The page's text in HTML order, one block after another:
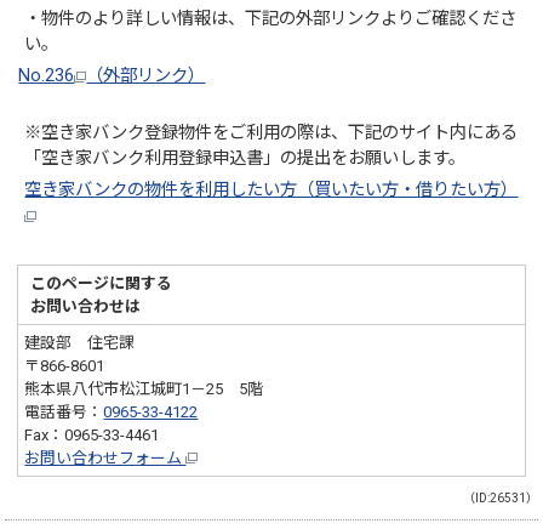
・物件のより詳しい情報は、下記の外部リンクよりご確認くださ
い。
No.236
（外部リンク）
※空き家バンク登録物件をご利用の際は、下記のサイト内にある
「空き家バンク利用登録申込書」の提出をお願いします。
空き家バンクの物件を利用したい方（買いたい方・借りたい方）
このページに関する
お問い合わせは
建設部 住宅課
〒866-8601
熊本県八代市松江城町1－25 5階
電話番号：0965-33-4122
Fax：0965-33-4461
お問い合わせフォーム
（ID:26531）